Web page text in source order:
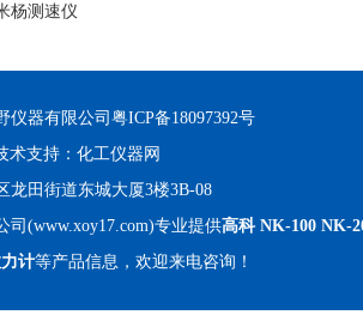
杨测速仪
仪器有限公司 粤ICP备18097392号
术支持： 化工仪器网
龙田街道东城大厦3楼3B-08
司(www.xoy17.com)专业提供高科 NK-100 NK-
计等产品信息，欢迎来电咨询！